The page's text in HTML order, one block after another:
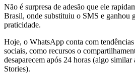
Não é surpresa de adesão que ele
Brasil, onde substituiu o SMS e ganhou
praticidade.
Hoje, o WhatsApp conta com tendências
sociais, como recursos o
desaparecem após 24 horas (algo
Stories).